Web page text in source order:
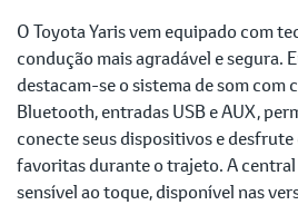
O Toyota Yaris vem equipado com
condução mais agradável e segura.
destacam-se o sistema de som com
Bluetooth, entradas USB e AUX,
conecte seus dispositivos e desfrute
favoritas durante o trajeto. A
sensível ao toque, disponível nas